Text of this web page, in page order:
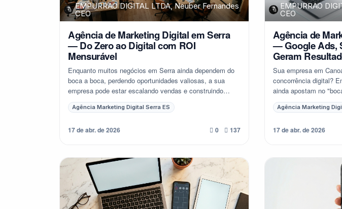
EMPURRAO DIGITAL LTDA, Neuber Fernandes
CEO
Agência de Marketing Digital em Serra
— Do Zero ao Digital com ROI
Mensurável
Enquanto muitos negócios em Serra ainda dependem do
boca a boca, perdendo oportunidades valiosas, a sua
empresa pode estar escalando vendas e construindo
autoridade digital. É hora de entender por que...
Agência Marketing Digital Serra ES
17 de abr. de 2026 0 137
EMPURRAO
CEO
Agência de
— Google Ads,
Geram
Sua empresa em
concorrência digital?
ainda apostam no
genéricas, o mercado
Agência Marketing
17 de abr. de 2026